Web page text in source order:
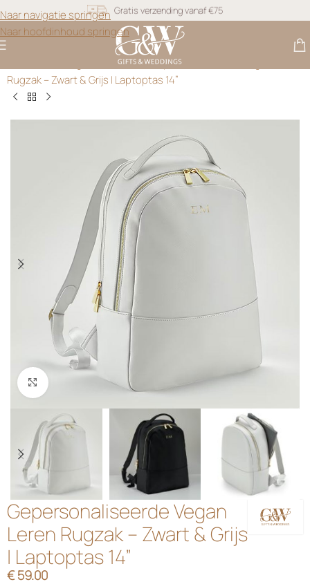
Naar navigatie springen
Naar hoofdinhoud springen
Snel geleverd
Gratis personalisatie
Diversen>Gepersonaliseerde Vegan Leren
Rugzak – Zwart & Grijs | Laptoptas 14”
Klik om te vergroten
Gepersonaliseerde Vegan
Leren Rugzak – Zwart & Grijs
| Laptoptas 14”
€59.00